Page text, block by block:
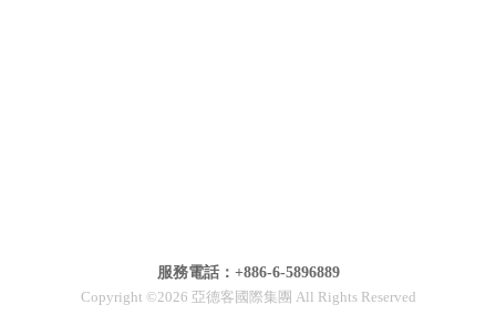
服務電話：+886-6-5896889
Copyright ©2026 亞德客國際集團 All Rights Reserved